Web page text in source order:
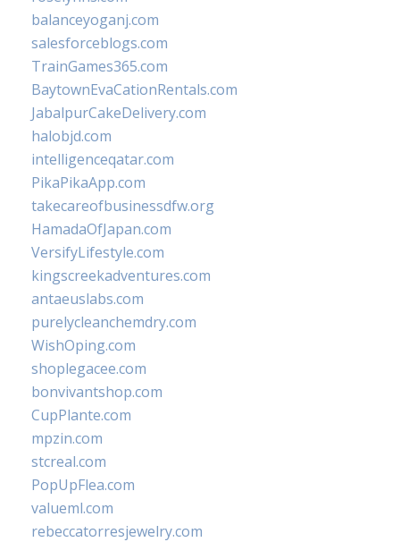
balanceyoganj.com
salesforceblogs.com
TrainGames365.com
BaytownEvaCationRentals.com
JabalpurCakeDelivery.com
halobjd.com
intelligenceqatar.com
PikaPikaApp.com
takecareofbusinessdfw.org
HamadaOfJapan.com
VersifyLifestyle.com
kingscreekadventures.com
antaeuslabs.com
purelycleanchemdry.com
WishOping.com
shoplegacee.com
bonvivantshop.com
CupPlante.com
mpzin.com
stcreal.com
PopUpFlea.com
valueml.com
rebeccatorresjewelry.com